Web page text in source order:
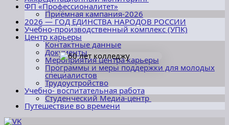
ФП «Профессионалитет»
Приёмная кампания-2026
2026 — ГОД ЕДИНСТВА НАРОДОВ РОССИИ
Учебно-производственный комплекс (УПК)
Центр карьеры
Контактные данные
Документы
Мероприятия центра карьеры
Программы и меры поддержки для молодых
специалистов
Трудоустройство
Учебно- воспитательная работа
Студенческий Медиа-центр
Путешествие во времени